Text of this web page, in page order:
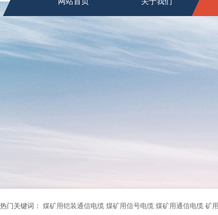
热门关键词： 煤矿用铠装通信电缆 煤矿用信号电缆 煤矿用通信电缆 矿用阻燃通信电缆 矿用监控电缆 矿用通信电缆 橡套软电缆YZ-3*1.5+1 YCW橡胶电缆3*10+1*6 船用橡套软电缆CEFR-3*2.5 煤矿用移动橡套软电缆MY3*4+1*4